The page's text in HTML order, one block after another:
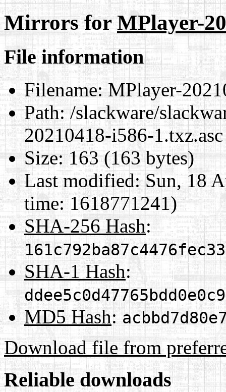
Mirrors forMPlayer-
File information
Filename:MPlayer-
Path:/slackware/
20210418-i586-1.txz.asc
Size:163 (163 bytes)
Last modified:Sun, 18
time: 1618771241)
SHA-256 Hash:
SHA-1 Hash:
MD5 Hash:
Download file from
Reliable downloads